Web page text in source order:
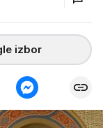
izbor